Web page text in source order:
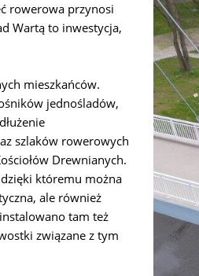
rowerowa przynosi
Wartą to inwestycja,
mieszkańców.
jednośladów,
szlaków rowerowych
Drewnianych.
któremu można
ale również
tam też
związane z tym